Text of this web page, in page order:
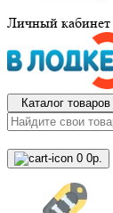
Личный кабинет
Каталог товаров
0 0р.